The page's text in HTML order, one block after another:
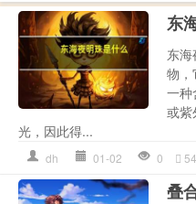
东
东
物，
一种
或紫
光，因此得...
dh 01-02 0
叠